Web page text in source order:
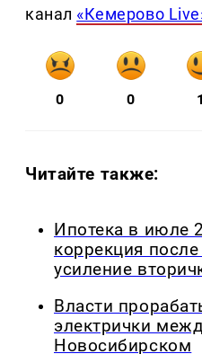
канал «Кемерово
0 0 1
Читайте также:
Ипотека в июле
коррекция
усиление
Власти
электрички
Новосибирском